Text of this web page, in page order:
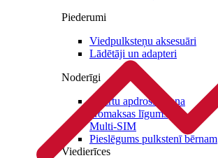
Piederumi
Viedpulksteņu aksesuāri
Lādētāji un adapteri
Noderīgi
Iekārtu apdrošināšana
Nomaksas līgums
Multi-SIM
Pieslēgums pulkstenī bērnam
Viedierīces